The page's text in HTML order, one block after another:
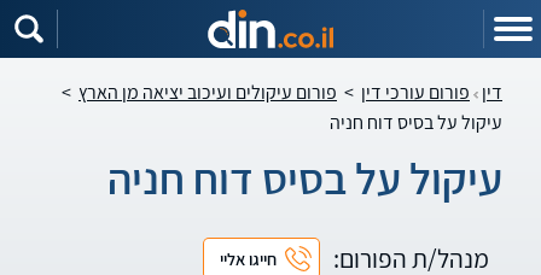
דין פורום עורכי דין > פורום עיקולים ועיכוב יציאה מן הארץ >
עיקול על בסיס דוח חניה
עיקול על בסיס דוח חניה
מנהל/ת הפורום: חייגו אליי